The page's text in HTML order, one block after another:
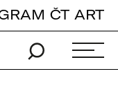
ČT ART